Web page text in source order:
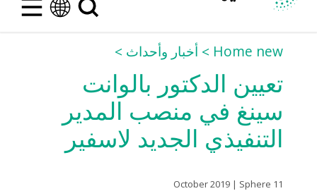
Home new أخبار وأحداث
تعيين الدكتور بالوانت
سينغ في منصب المدير
التنفيذي الجديد لاسفير
11 October 2019 | Sphere